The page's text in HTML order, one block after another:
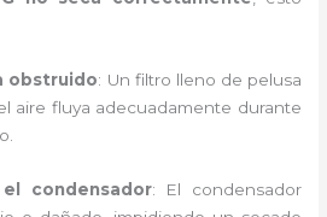
obstruido: Un filtro lleno de pelusa
aire fluya adecuadamente durante
condensador: El condensador